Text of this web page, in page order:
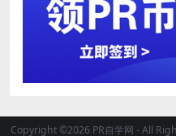
Copyright ©2026 PR自学网 - All